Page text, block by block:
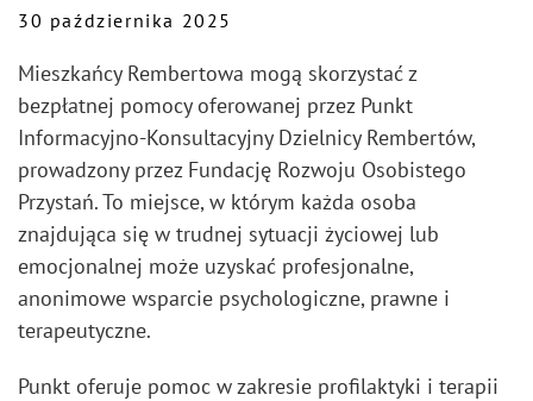
30 października 2025
Mieszkańcy Rembertowa mogą skorzystać z
bezpłatnej pomocy oferowanej przez Punkt
Informacyjno-Konsultacyjny Dzielnicy Rembertów,
prowadzony przez Fundację Rozwoju Osobistego
Przystań. To miejsce, w którym każda osoba
znajdująca się w trudnej sytuacji życiowej lub
emocjonalnej może uzyskać profesjonalne,
anonimowe wsparcie psychologiczne, prawne i
terapeutyczne.
Punkt oferuje pomoc w zakresie profilaktyki i terapii